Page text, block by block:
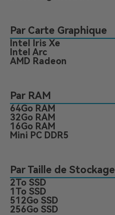
Par Carte Graphique
Intel Iris Xe
Intel Arc
AMD Radeon
Par RAM
64Go RAM
32Go RAM
16Go RAM
Mini PC DDR5
Par Taille de Stockage
2To SSD
1To SSD
512Go SSD
256Go SSD